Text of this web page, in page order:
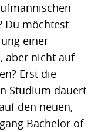
Du möchtest
einer
aber nicht auf
Erst die
Studium dauert
den neuen,
Bachelor of